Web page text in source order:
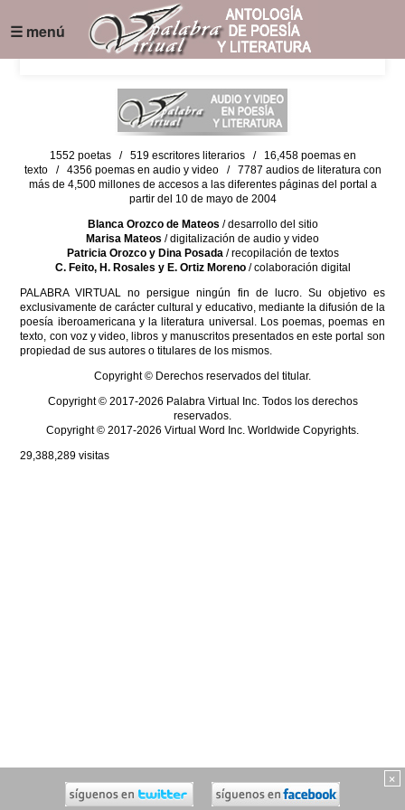
☰ menú
×
1552 poetas / 519 escritores literarios / 16,458 poemas en
texto / 4356 poemas en audio y video / 7787 audios de literatura con
más de 4,500 millones de accesos a las diferentes páginas del portal a
partir del 10 de mayo de 2004
Blanca Orozco de Mateos / desarrollo del sitio
Marisa Mateos / digitalización de audio y video
Patricia Orozco y Dina Posada/ recopilación de textos
C. Feito, H. Rosales y E. Ortiz Moreno/ colaboración digital
PALABRA VIRTUAL no persigue ningún fin de lucro. Su objetivo es
exclusivamente de carácter cultural y educativo, mediante la difusión de la
poesía iberoamericana y la literatura universal. Los poemas, poemas en
texto, con voz y video, libros y manuscritos presentados en este portal son
propiedad de sus autores o titulares de los mismos.
Copyright © Derechos reservados del titular.
Copyright © 2017-2026 Palabra Virtual Inc. Todos los derechos
reservados.
Copyright © 2017-2026 Virtual Word Inc. Worldwide Copyrights.
29,388,289 visitas